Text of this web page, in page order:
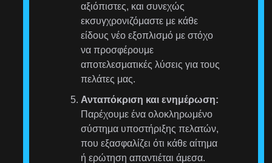
αξιόπιστες, και συνεχώς
εκσυγχρονιζόμαστε με κάθε
είδους νέο εξοπλισμό με στόχο
να προσφέρουμε
αποτελεσματικές λύσεις για τους
πελάτες μας.
Ανταπόκριση και ενημέρωση:
Παρέχουμε ένα ολοκληρωμένο
σύστημα υποστήριξης πελατών,
που εξασφαλίζει ότι κάθε αίτημα
ή ερώτηση απαντιέται άμεσα.